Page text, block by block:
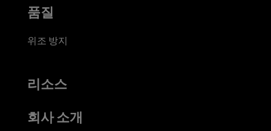
품질
위조 방지
리소스
회사 소개